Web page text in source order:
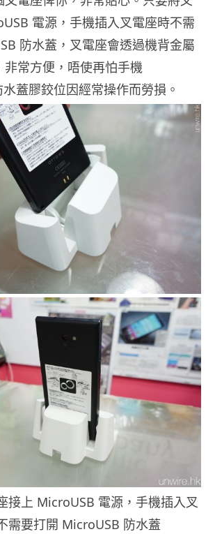
電源，手機插入叉電座時不需
防水蓋，叉電座會透過機背金屬
非常方便，唔使再怕手機
蓋膠鉸位因經常操作而勞損。
接上 MicroUSB 電源，手機插入叉
需要打開 MicroUSB 防水蓋